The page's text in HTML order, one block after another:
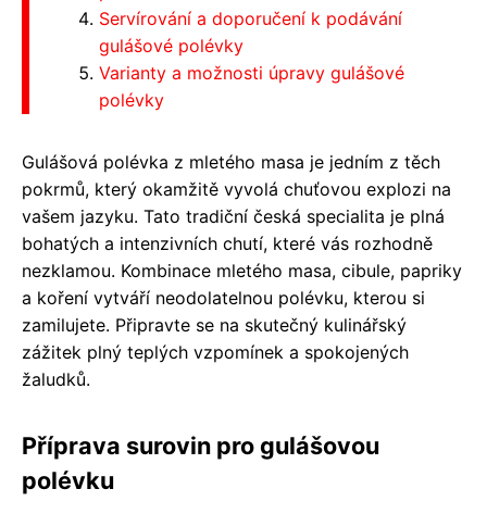
Servírování a doporučení k podávání
gulášové polévky
Varianty a možnosti úpravy gulášové
polévky
Gulášová polévka z mletého masa je jedním z těch
pokrmů, který okamžitě vyvolá chuťovou explozi na
vašem jazyku. Tato tradiční česká specialita je plná
bohatých a intenzivních chutí, které vás rozhodně
nezklamou. Kombinace mletého masa, cibule, papriky
a koření vytváří neodolatelnou polévku, kterou si
zamilujete. Připravte se na skutečný kulinářský
zážitek plný teplých vzpomínek a spokojených
žaludků.
Příprava surovin pro gulášovou
polévku